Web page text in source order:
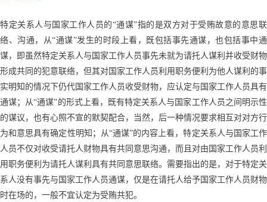
特定关系人与国家工作人员的“通谋”指的是双方对于受贿故意的意思联
络、沟通，从“通谋”发生的时段上看，既包括事先通谋，也包括事中通
谋，即虽然特定关系人与国家工作人员事先未就为请托人谋利并收受财物
形成共同的犯意联络，但其对国家工作人员利用职务便利为他人谋利的事
实明知的情况下仍代国家工作人员收受财物，应认定与国家工作人员具有
通谋；从“通谋”的形式上看，既有特定关系人与国家工作人员之间明示性
的谋议，也有心照不宣的默契配合，当然，后一种情况要求相互对对方行
为和意思具有确定性明知；从“通谋”的内容上看，特定关系人与国家工作
人员不仅对收受请托人财物具有共同意思沟通，而且对由国家工作人员利
用职务便利为请托人谋利具有共同意思联络。需要指出的是，对于特定关
系人没有事先与国家工作人员通谋，仅是在请托人给予国家工作人员财物
时在场的，一般不宜认定为受贿共犯。